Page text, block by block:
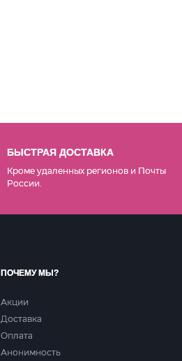
БЫСТРАЯ ДОСТАВКА
Кроме удаленных регионов и Почты
России.
ПОЧЕМУ МЫ?
Акции
Доставка
Оплата
Анонимность